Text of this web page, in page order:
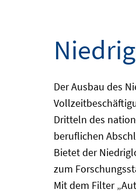
Der Ausbau des
Dritteln des
beruflichen
Bietet der
zum
Mit dem Filter